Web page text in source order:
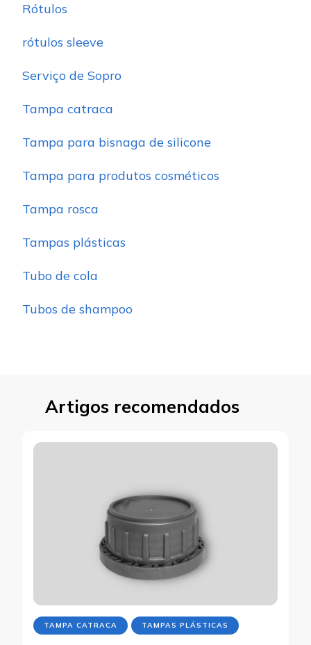
Rótulos
rótulos sleeve
Serviço de Sopro
Tampa catraca
Tampa para bisnaga de silicone
Tampa para produtos cosméticos
Tampa rosca
Tampas plásticas
Tubo de cola
Tubos de shampoo
Artigos recomendados
TAMPA CATRACA TAMPAS PLÁSTICAS